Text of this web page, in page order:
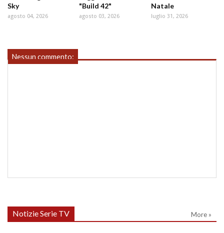
Sky
agosto 04, 2026
"Build 42"
agosto 03, 2026
Natale
luglio 31, 2026
Nessun commento:
Notizie Serie TV More »